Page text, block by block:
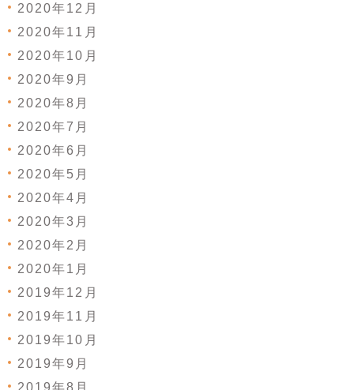
2020年12月
2020年11月
2020年10月
2020年9月
2020年8月
2020年7月
2020年6月
2020年5月
2020年4月
2020年3月
2020年2月
2020年1月
2019年12月
2019年11月
2019年10月
2019年9月
2019年8月